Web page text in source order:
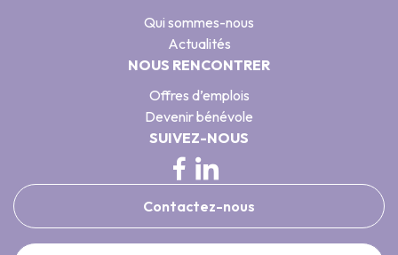
Qui sommes-nous
Actualités
NOUS RENCONTRER
Offres d’emplois
Devenir bénévole
SUIVEZ-NOUS
Contactez-nous